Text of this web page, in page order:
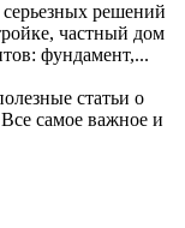
решений
частный дом
фундамент,...
статьи о
самое важное и